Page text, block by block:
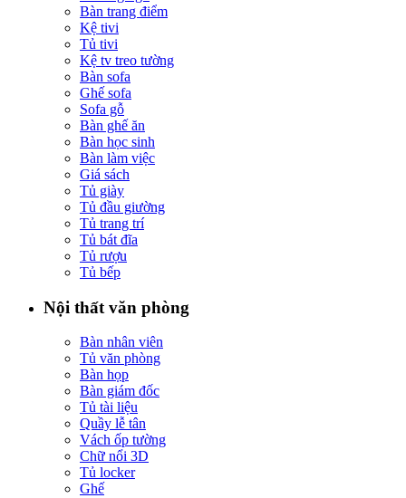
Bàn trang điểm
Kệ tivi
Tủ tivi
Kệ tv treo tường
Bàn sofa
Ghế sofa
Sofa gỗ
Bàn ghế ăn
Bàn học sinh
Bàn làm việc
Giá sách
Tủ giày
Tủ đầu giường
Tủ trang trí
Tủ bát đĩa
Tủ rượu
Tủ bếp
Nội thất văn phòng
Bàn nhân viên
Tủ văn phòng
Bàn họp
Bàn giám đốc
Tủ tài liệu
Quầy lễ tân
Vách ốp tường
Chữ nổi 3D
Tủ locker
Ghế